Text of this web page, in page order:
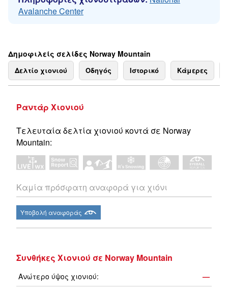
Avalanche Center
Δημοφιλείς σελίδες Norway Mountain
Δελτίο χιονιού Οδηγός Ιστορικό Κάμερες
Ραντάρ Χιονιού
Τελευταία δελτία χιονιού κοντά σε Norway
Mountain:
Καμία πρόσφατη αναφορά για χιόνι
Υποβολή αναφοράς
Συνθήκες Χιονιού σε Norway Mountain
Ανώτερο ύψος χιονιού:
—